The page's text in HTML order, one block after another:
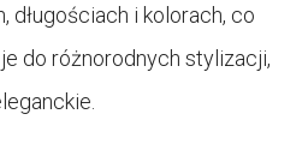
długościach i kolorach, co
do różnorodnych stylizacji,